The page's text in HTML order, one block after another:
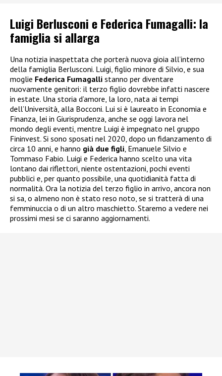
Luigi Berlusconi e Federica Fumagalli: la
famiglia si allarga
Una notizia inaspettata che porterà nuova gioia all’interno
della famiglia Berlusconi. Luigi, figlio minore di Silvio, e sua
moglie Federica Fumagalli stanno per diventare
nuovamente genitori: il terzo figlio dovrebbe infatti nascere
in estate. Una storia d’amore, la loro, nata ai tempi
dell’Università, alla Bocconi. Lui si è laureato in Economia e
Finanza, lei in Giurisprudenza, anche se oggi lavora nel
mondo degli eventi, mentre Luigi è impegnato nel gruppo
Fininvest. Si sono sposati nel 2020, dopo un fidanzamento di
circa 10 anni, e hanno già due figli, Emanuele Silvio e
Tommaso Fabio. Luigi e Federica hanno scelto una vita
lontano dai riflettori, niente ostentazioni, pochi eventi
pubblici e, per quanto possibile, una quotidianità fatta di
normalità. Ora la notizia del terzo figlio in arrivo, ancora non
si sa, o almeno non è stato reso noto, se si tratterà di una
femminuccia o di un altro maschietto. Staremo a vedere nei
prossimi mesi se ci saranno aggiornamenti.